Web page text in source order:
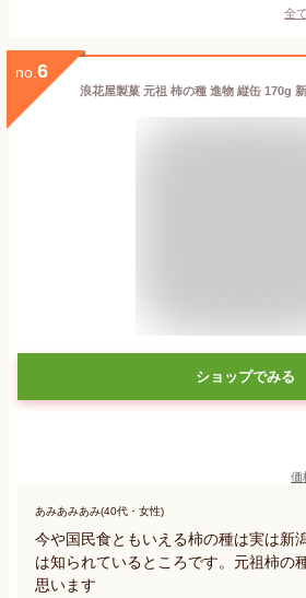
全
no. 6
ショップでみる
価
あみあみあみ(40代・女性)
今や国民食ともいえる柿の種は実は新
は知られているところです。元祖柿の
思います